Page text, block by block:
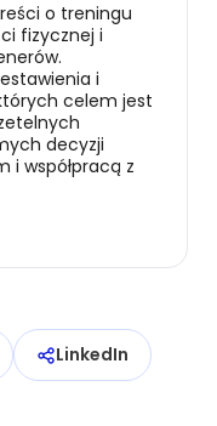
o treningu
fizycznej i
i
celem jest
decyzji
i współpracą z
LinkedIn